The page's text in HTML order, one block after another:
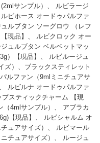
サンプル）、 ルビラージ
ビホース オードゥパルファ
ルブタン ソーグロウ （レフ
現品】、 ルビクロック オー
ュルブタン ベルベットマッ
）【現品】、 ルビルージュ
ズ）、ブラックスティレット
ルファン（9mlミニチュアサ
ルビルナ オードゥパルファ
スティックチャーム 【現
4mlサンプル）、 アブラカ
【現品】、 ルビシャルム オ
ュアサイズ）、 ルビマール
チュアサイズ）、 ルージュ